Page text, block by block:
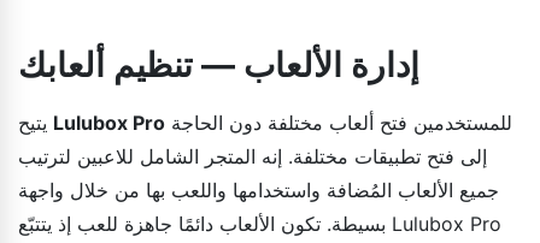
إدارة الألعاب — تنظيم ألعابك
Lulubox Pro
إلى فتح تطبيقات مختلفة. إنه المتجر الشامل للاعبين لترتيب
جميع الألعاب المُضافة واستخدامها واللعب بها من خلال واجهة
بسيطة. تكون الألعاب دائمًا جاهزة للعب إذ يتتبّع Lulubox Pro